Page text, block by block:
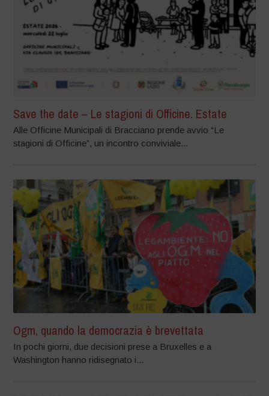
Save the date – Le stagioni di Officine. Estate
Alle Officine Municipali di Bracciano prende avvio “Le
stagioni di Officine”, un incontro conviviale...
Ogm, quando la democrazia è brevettata
In pochi giorni, due decisioni prese a Bruxelles e a
Washington hanno ridisegnato i...